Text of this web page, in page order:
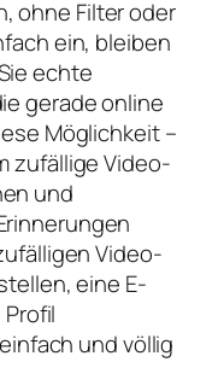
ohne Filter oder
ein, bleiben
echte
gerade online
Möglichkeit –
zufällige Video-
und
Video-
eine E-
und völlig